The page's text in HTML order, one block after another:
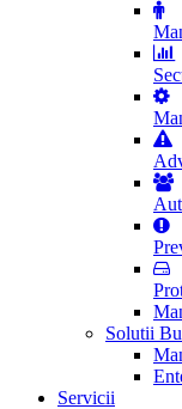
Solutii
Servicii